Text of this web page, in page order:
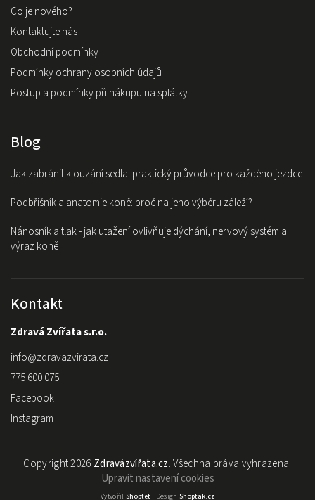
Co je nového?
Kontaktujte nás
Obchodní podmínky
Podmínky ochrany osobních údajů
Postup a podmínky při nákupu na splátky
Blog
Jak zabránit klouzání sedla: praktický průvodce pro každého jezdce
Podbřišník a anatomie koně: proč na jeho výběru záleží?
Nánosník a tlak - jak utažení ovlivňuje dýchání, nervový systém a
výraz koně
Kontakt
Zdravá Zvířata s.r.o.
info@zdravazvirata.cz
775 600 075
Facebook
Instagram
Copyright 2026 Zdravázvířata.cz. Všechna práva vyhrazena.
Upravit nastavení cookies
Vytvořil Shoptet| Design Shoptak.cz